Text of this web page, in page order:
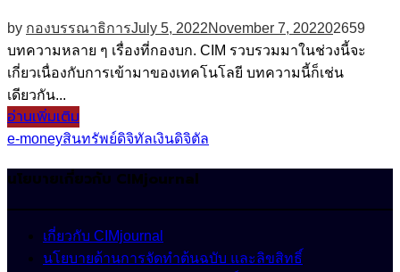
by กองบรรณาธิการJuly 5, 2022November 7, 202202659
บทความหลาย ๆ เรื่องที่กองบก. CIM รวบรวมมาในช่วงนี้จะ
เกี่ยวเนื่องกับการเข้ามาของเทคโนโลยี บทความนี้ก็เช่น
เดียวกัน...
อ่านเพิ่มเติม
e-moneyสินทรัพย์ดิจิทัลเงินดิจิตัล
นโยบายเกี่ยวกับ CIMjournal
เกี่ยวกับ CIMjournal
นโยบายด้านการจัดทำต้นฉบับ และลิขสิทธิ์